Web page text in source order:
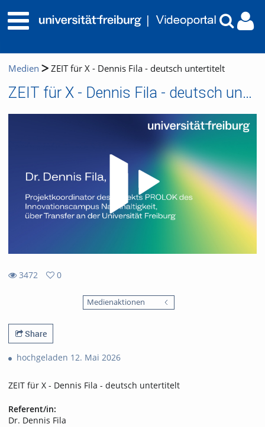
Medien ZEIT für X - Dennis Fila - deutsch untertitelt
ZEIT für X - Dennis Fila - deutsch untertitelt
3472
0
Medienaktionen
Share
hochgeladen 12. Mai 2026
ZEIT für X - Dennis Fila - deutsch untertitelt
Referent/in:
Dr. Dennis Fila